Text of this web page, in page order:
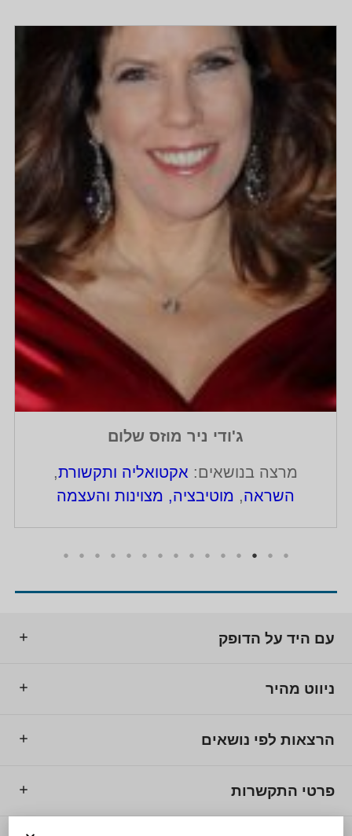
ג'ודי ניר מוזס שלום
מרצה בנושאים: אקטואליה ותקשורת,
השראה, מוטיבציה, מצוינות והעצמה
עם היד על הדופק
ניווט מהיר
הרצאות לפי נושאים
פרטי התקשרות